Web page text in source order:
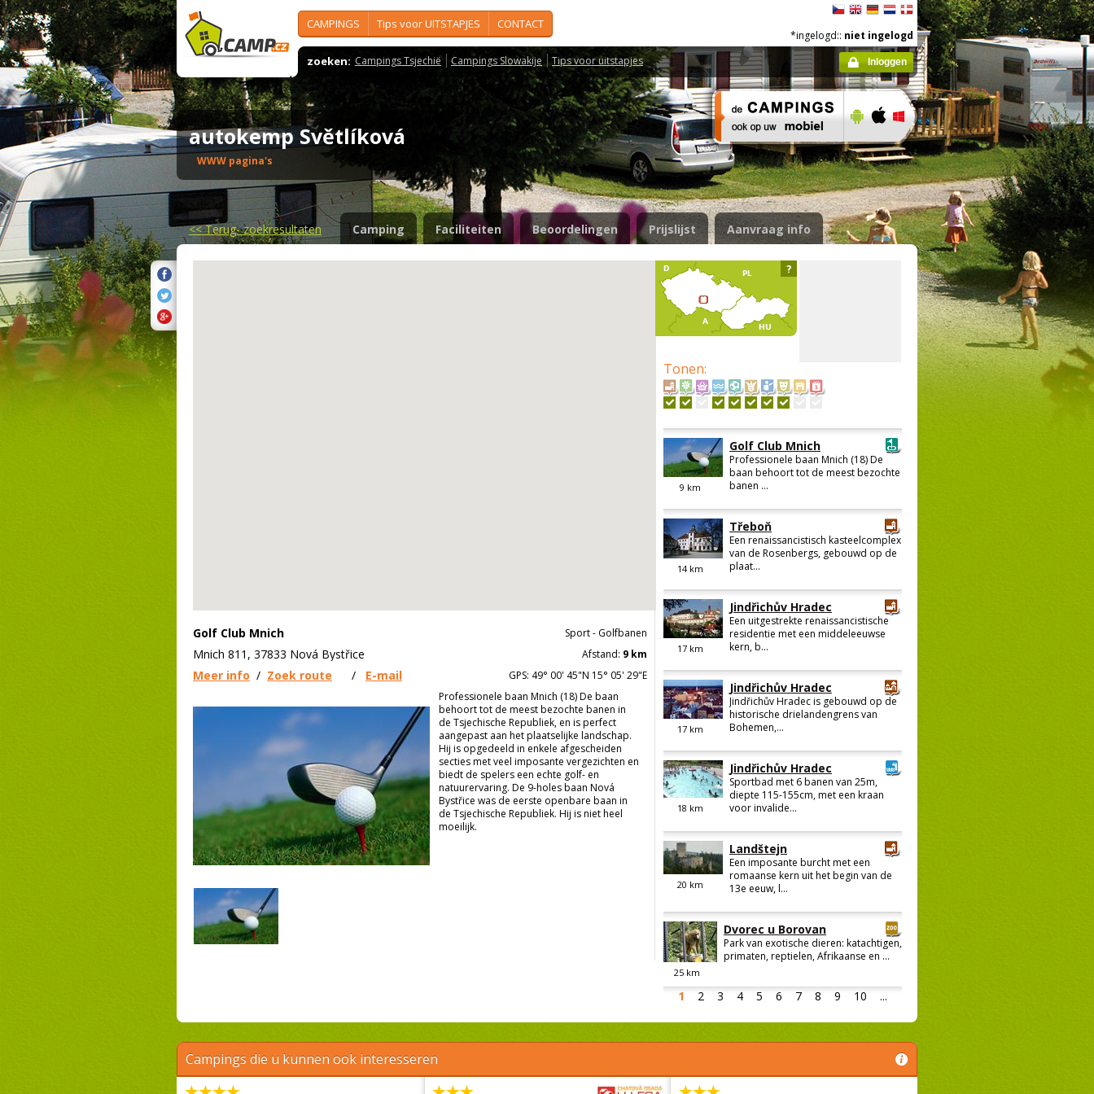
CAMPINGS Tips voor UITSTAPJES CONTACT
zoeken: Campings Tsjechië Campings Slowakije Tips voor uitstapjes
*ingelogd:: niet ingelogd
Inloggen
autokemp Světlíková
WWW pagina's
<<Terug- zoekresultaten Camping Faciliteiten Beoordelingen Prijslijst Aanvraag info
?
Golf Club Mnich
Mnich 811, 37833 Nová Bystřice
Meer info / Zoek route / E-mail
Sport - Golfbanen
Afstand: 9 km
GPS: 49° 00' 45"N 15° 05' 29"E
Professionele baan Mnich (18) De baan
behoort tot de meest bezochte banen in
de Tsjechische Republiek, en is perfect
aangepast aan het plaatselijke landschap.
Hij is opgedeeld in enkele afgescheiden
secties met veel imposante vergezichten en
biedt de spelers een echte golf- en
natuurervaring. De 9-holes baan Nová
Bystřice was de eerste openbare baan in
de Tsjechische Republiek. Hij is niet heel
moeilijk.
Tonen:
1 2 3 4 5 6 7 8 9 10 ...
9 km
Golf Club Mnich
Professionele baan Mnich (18) De
baan behoort tot de meest bezochte
banen ...
14km
Třeboň
Een renaissancistisch kasteelcomplex
van de Rosenbergs, gebouwd op de
plaat...
17km
Jindřichův Hradec
Een uitgestrekte renaissancistische
residentie met een middeleeuwse
kern, b...
17km
Jindřichův Hradec
Jindřichův Hradec is gebouwd op de
historische drielandengrens van
Bohemen,...
18 km
Jindřichův Hradec
Sportbad met 6 banen van 25m,
diepte 115-155cm, met een kraan
voor invalide...
20 km
Landštejn
Een imposante burcht met een
romaanse kern uit het begin van de
13e eeuw, l...
25 km
Dvorec u Borovan
Park van exotische dieren: katachtigen,
primaten, reptielen, Afrikaanse en ...
Campings die u kunnen ook interesseren